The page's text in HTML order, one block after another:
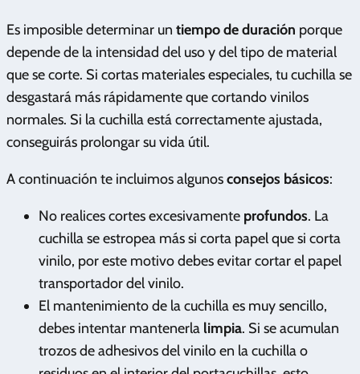
Es imposible determinar un tiempo de duración porque
depende de la intensidad del uso y del tipo de material
que se corte. Si cortas materiales especiales, tu cuchilla se
desgastará más rápidamente que cortando vinilos
normales. Si la cuchilla está correctamente ajustada,
conseguirás prolongar su vida útil.
A continuación te incluimos algunosconsejos básicos:
No realices cortes excesivamente profundos. La
cuchilla se estropea más si corta papel que si corta
vinilo, por este motivo debes evitar cortar el papel
transportador del vinilo.
El mantenimiento de la cuchilla es muy sencillo,
debes intentar mantenerla limpia. Si se acumulan
trozos de adhesivos del vinilo en la cuchilla o